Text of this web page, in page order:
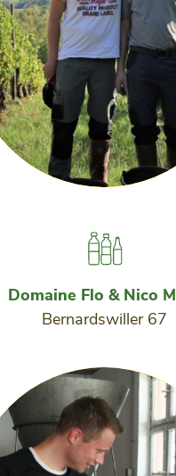
Domaine Flo & Nico
Bernardswiller 67